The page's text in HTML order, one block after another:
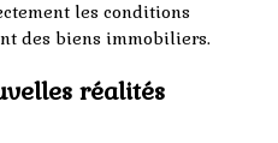
les conditions
des biens immobiliers.
réalités